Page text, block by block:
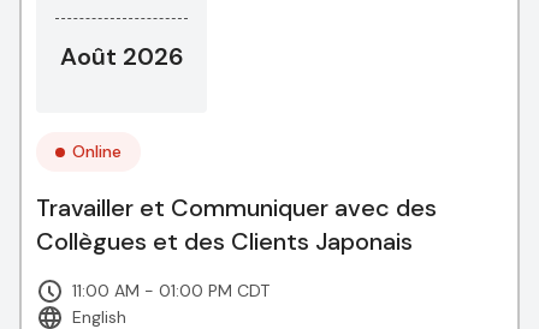
Août 2026
Online
Travailler et Communiquer avec des
Collègues et des Clients Japonais
11:00 AM - 01:00 PM CDT
English